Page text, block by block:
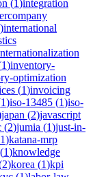
(1)integration
)international
1)inventory-
optimization
(1)invoicing
1)iso-13485 (1)iso-
japan (2)javascript
(2)jumia (1)just-in-
1)katana-mrp
(1)knowledge
2)korea (1)kpi